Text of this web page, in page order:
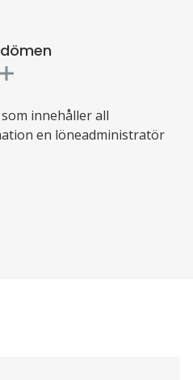
innehåller all
en löneadministratör